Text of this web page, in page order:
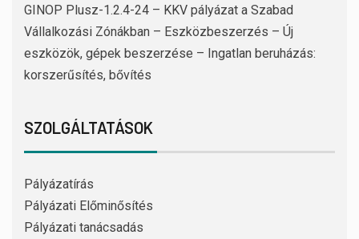
GINOP Plusz-1.2.4-24 – KKV pályázat a Szabad
Vállalkozási Zónákban – Eszközbeszerzés – Új
eszközök, gépek beszerzése – Ingatlan beruházás:
korszerűsítés, bővítés
SZOLGÁLTATÁSOK
Pályázatírás
Pályázati Előminősítés
Pályázati tanácsadás